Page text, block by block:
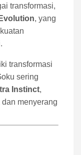
transformasi,
, yang
transformasi
sering
Instinct,
menyerang